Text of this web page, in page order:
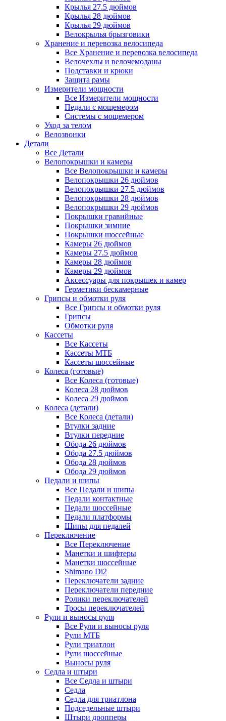
Крылья 27.5 дюймов
Крылья 28 дюймов
Крылья 29 дюймов
Велокрылья брызговики
Хранение и перевозка велосипеда
Все Хранение и перевозка велосипеда
Велочехлы и велочемоданы
Подставки и крюки
Защита рамы
Измерители мощности
Все Измерители мощности
Педали с мощемером
Системы с мощемером
Уход за телом
Велозвонки
Детали
Все Детали
Велопокрышки и камеры
Все Велопокрышки и камеры
Велопокрышки 26 дюймов
Велопокрышки 27.5 дюймов
Велопокрышки 28 дюймов
Велопокрышки 29 дюймов
Покрышки гравийные
Покрышки зимние
Покрышки шоссейные
Камеры 26 дюймов
Камеры 27.5 дюймов
Камеры 28 дюймов
Камеры 29 дюймов
Аксессуары для покрышек и камер
Герметики бескамерные
Грипсы и обмотки руля
Все Грипсы и обмотки руля
Грипсы
Обмотки руля
Кассеты
Все Кассеты
Кассеты МТБ
Кассеты шоссейные
Колеса (готовые)
Все Колеса (готовые)
Колеса 28 дюймов
Колеса 29 дюймов
Колеса (детали)
Все Колеса (детали)
Втулки задние
Втулки передние
Обода 26 дюймов
Обода 27.5 дюймов
Обода 28 дюймов
Обода 29 дюймов
Педали и шипы
Все Педали и шипы
Педали контактные
Педали шоссейные
Педали платформы
Шипы для педалей
Переключение
Все Переключение
Манетки и шифтеры
Манетки шоссейные
Shimano Di2
Переключатели задние
Переключатели передние
Ролики переключателей
Тросы переключателей
Рули и выносы руля
Все Рули и выносы руля
Рули МТБ
Рули триатлон
Рули шоссейные
Выносы руля
Седла и штыри
Все Седла и штыри
Седла
Седла для триатлона
Подседельные штыри
Штыри дропперы